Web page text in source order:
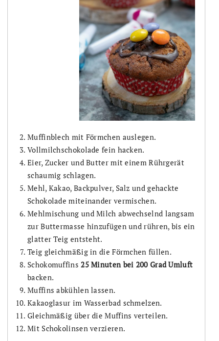
Muffinblech mit Förmchen auslegen.
Vollmilchschokolade fein hacken.
Eier, Zucker und Butter mit einem Rührgerät
schaumig schlagen.
Mehl, Kakao, Backpulver, Salz und gehackte
Schokolade miteinander vermischen.
Mehlmischung und Milch abwechselnd langsam
zur Buttermasse hinzufügen und rühren, bis ein
glatter Teig entsteht.
Teig gleichmäßig in die Förmchen füllen.
Schokomuffins 25 Minuten bei 200 Grad Umluft
backen.
Muffins abkühlen lassen.
Kakaoglasur im Wasserbad schmelzen.
Gleichmäßig über die Muffins verteilen.
Mit Schokolinsen verzieren.